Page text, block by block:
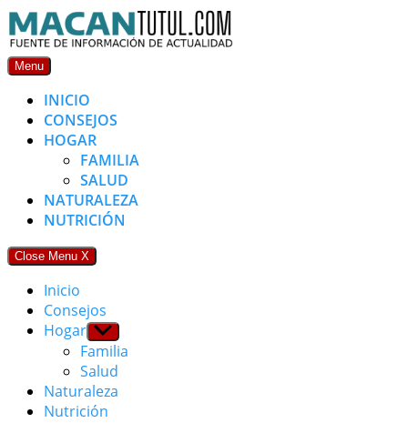
Skip
to
content
Menu
INICIO
CONSEJOS
HOGAR
FAMILIA
SALUD
NATURALEZA
NUTRICIÓN
Close Menu X
Inicio
Consejos
Hogar Show
sub
menu
Familia
Salud
Naturaleza
Nutrición